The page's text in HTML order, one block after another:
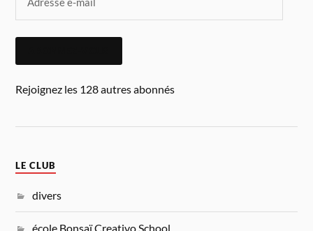
Rejoignez les 128 autres abonnés
LE CLUB
divers
école Bonsaï Creativo School